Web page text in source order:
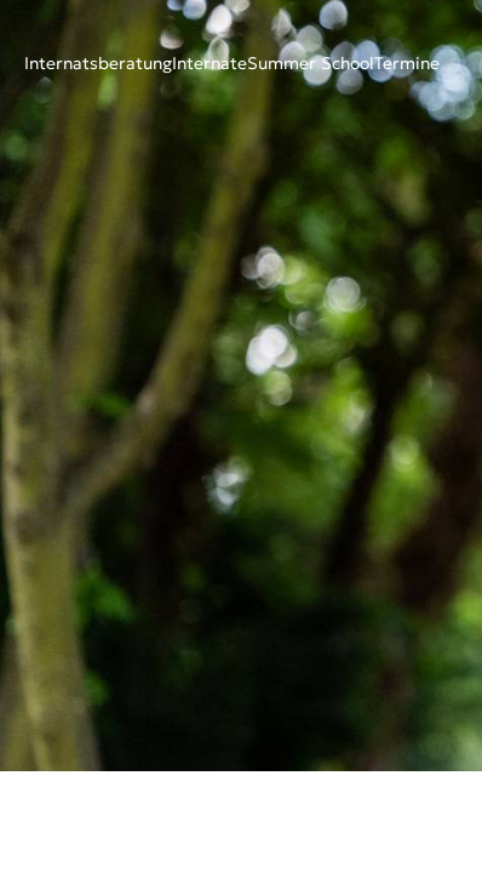
InternatsberatungInternateSummer SchoolTermine